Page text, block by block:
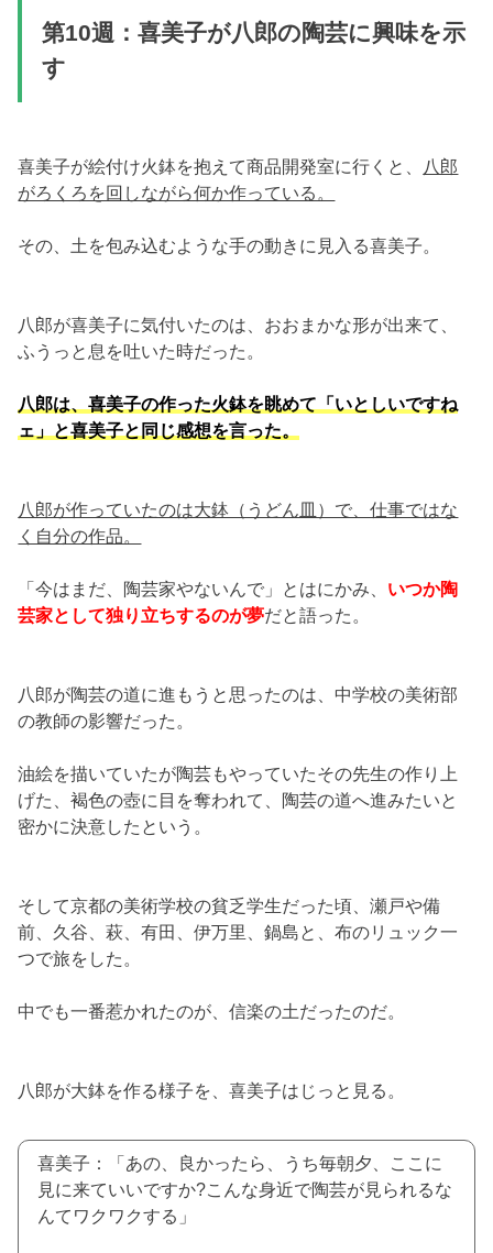
第10週：喜美子が八郎の陶芸に興味を示
す
喜美子が絵付け火鉢を抱えて商品開発室に行くと、 八郎
がろくろを回しながら何か作っている。
その、土を包み込むような手の動きに見入る喜美子。
八郎が喜美子に気付いたのは、おおまかな形が出来て、
ふうっと息を吐いた時だった。
八郎は、喜美子の作った火鉢を眺めて「いとしいですね
ェ」と喜美子と同じ感想を言った。
八郎が作っていたのは大鉢（うどん皿）で、仕事ではな
く自分の作品。
「今はまだ、陶芸家やないんで」とはにかみ、 いつか陶
芸家として独り立ちするのが夢だと語った。
八郎が陶芸の道に進もうと思ったのは、中学校の美術部
の教師の影響だった。
油絵を描いていたが陶芸もやっていたその先生の作り上
げた、褐色の壺に目を奪われて、陶芸の道へ進みたいと
密かに決意したという。
そして京都の美術学校の貧乏学生だった頃、瀬戸や備
前、久谷、萩、有田、伊万里、鍋島と、布のリュック一
つで旅をした。
中でも一番惹かれたのが、信楽の土だったのだ。
八郎が大鉢を作る様子を、喜美子はじっと見る。
喜美子：「あの、良かったら、うち毎朝夕、ここに
見に来ていいですか?こんな身近で陶芸が見られるな
んてワクワクする」